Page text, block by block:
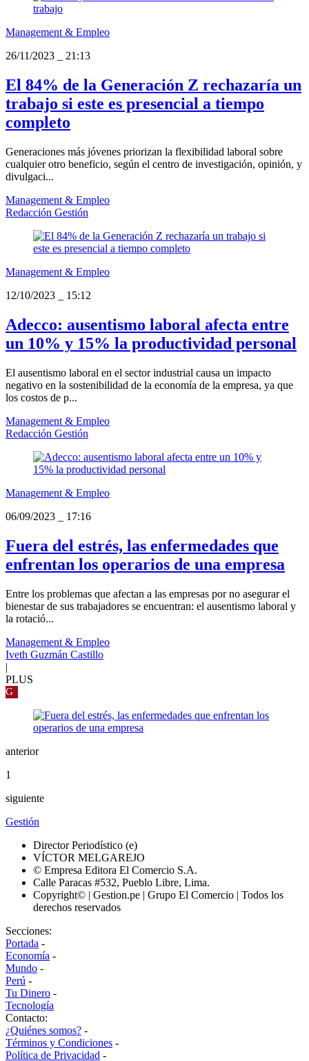
Management & Empleo
26/11/2023
21:13
El 84% de la Generación Z rechazaría un
trabajo si este es presencial a tiempo
completo
Generaciones más jóvenes priorizan la flexibilidad laboral sobre
cualquier otro beneficio, según el centro de investigación, opinión, y
divulgaci...
Management & Empleo
Redacción Gestión
Management & Empleo
12/10/2023
15:12
Adecco: ausentismo laboral afecta entre
un 10% y 15% la productividad personal
El ausentismo laboral en el sector industrial causa un impacto
negativo en la sostenibilidad de la economía de la empresa, ya que
los costos de p...
Management & Empleo
Redacción Gestión
Management & Empleo
06/09/2023
17:16
Fuera del estrés, las enfermedades que
enfrentan los operarios de una empresa
Entre los problemas que afectan a las empresas por no asegurar el
bienestar de sus trabajadores se encuentran: el ausentismo laboral y
la rotació...
Management & Empleo
Iveth Guzmán Castillo
|
PLUS
G
anterior
1
siguiente
Gestión
Director Periodístico (e)
VÍCTOR MELGAREJO
© Empresa Editora El Comercio S.A.
Calle Paracas #532, Pueblo Libre, Lima.
Copyright© | Gestion.pe | Grupo El Comercio | Todos los
derechos reservados
Secciones:
Portada -
Economía -
Mundo -
Perú -
Tu Dinero -
Tecnología
Contacto:
¿Quiénes somos? -
Términos y Condiciones -
Política de Privacidad -